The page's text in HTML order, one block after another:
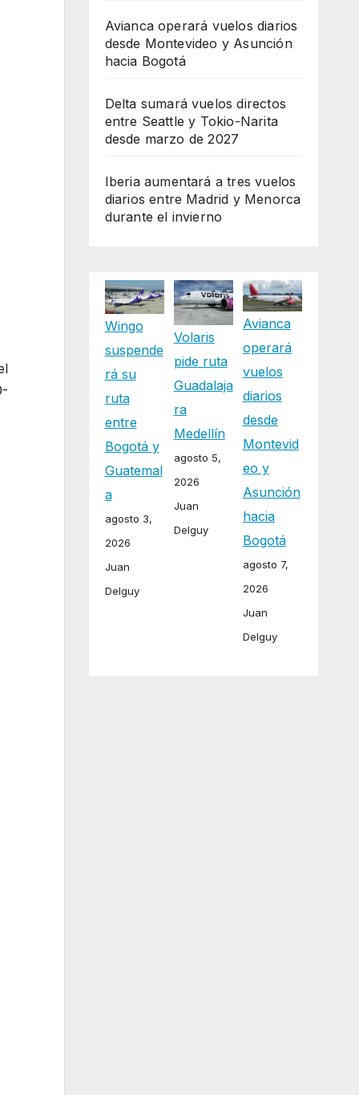
Avianca operará vuelos diarios
desde Montevideo y Asunción
hacia Bogotá
Delta sumará vuelos directos
entre Seattle y Tokio-Narita
desde marzo de 2027
Iberia aumentará a tres vuelos
diarios entre Madrid y Menorca
durante el invierno
Wingo
suspende
rá su
ruta
entre
Bogotá y
Guatemal
a
agosto 3,
2026
Juan
Delguy
Volaris
pide ruta
Guadalaja
ra
Medellín
agosto 5,
2026
Juan
Delguy
Avianca
operará
vuelos
diarios
desde
Montevid
eo y
Asunción
hacia
Bogotá
agosto 7,
2026
Juan
Delguy